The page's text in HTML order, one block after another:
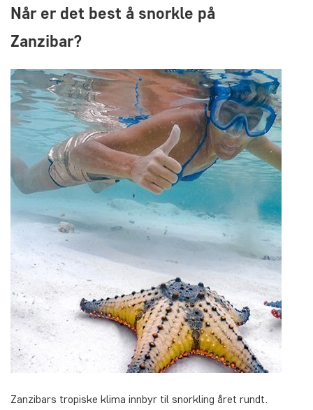
Når er det best å snorkle på
Zanzibar?
Zanzibars tropiske klima innbyr til snorkling året rundt.